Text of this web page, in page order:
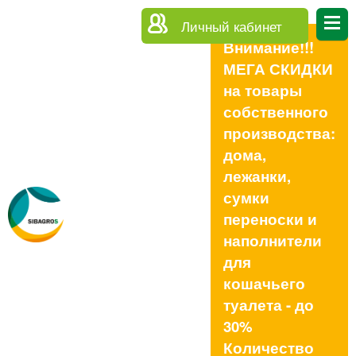
Личный кабинет
Внимание!!!
МЕГА СКИДКИ
на товары
собственного
производства:
дома,
лежанки,
сумки
переноски и
наполнители
для
кошачьего
туалета - до
30%
Количество